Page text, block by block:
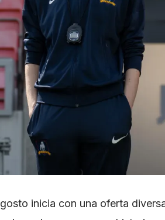
gosto inicia con una oferta